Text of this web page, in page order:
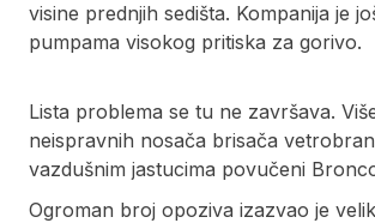
visine prednjih sedišta. Kompanija je
pumpama visokog pritiska za gorivo.
Lista problema se tu ne završava.
neispravnih nosača brisača
vazdušnim jastucima povučeni
Ogroman broj opoziva izazvao je